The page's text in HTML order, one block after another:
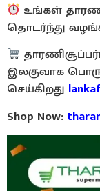
உங்கள்
தொடர்ந்து
இலகுவாக
செய்கிறது
Shop Now: